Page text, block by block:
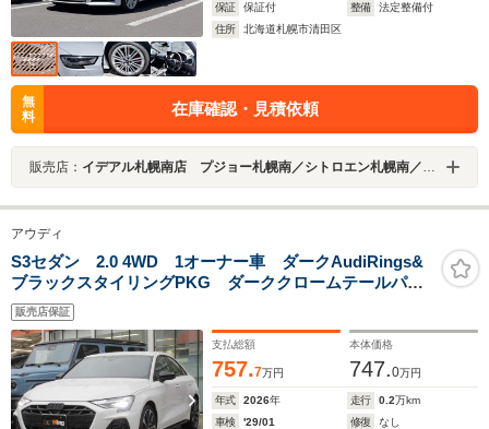
保証
保証付 整備
法定整備付
住所
北海道札幌市清田区
無
料
在庫確認・見積依頼
販売店： イデアル札幌南店 プジョー札幌南／シトロエン札幌南／ＤＳ ＳＴＯＲＥ札幌 （株）イデアル
アウディ
S3セダン 2.0 4WD 1オーナー車 ダークAudiRings&
ブラックスタイリングPKG ダーククロームテールパイ
プ OP19インチAW レッドキャリパー ファインナッ
パレザー アンビエントライティングプロ SONOS
3Dサウンド
販売店保証
支払総額
757.7万円
本体価格
747.0万円
年式 2026年 走行 0.2万km
車検
'29/01 修復
なし